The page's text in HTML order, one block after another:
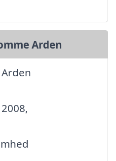
Arden